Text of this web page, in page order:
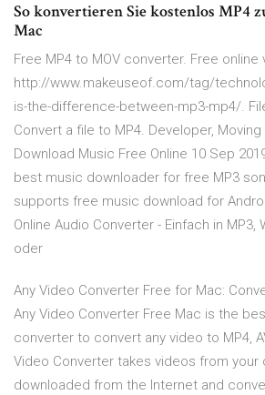
So konvertieren Sie kostenlos MP4
Mac
Free MP4 to MOV converter. Free online
http://www.makeuseof.com/tag/
is-the-difference-between-mp3-mp4/.
Convert a file to MP4. Developer,
Download Music Free Online 10 Sep
best music downloader for free MP3
supports free music download for
Online Audio Converter - Einfach in MP3,
oder
Any Video Converter Free for Mac:
Any Video Converter Free Mac is the
converter to convert any video to MP4,
Video Converter takes videos from
downloaded from the Internet and